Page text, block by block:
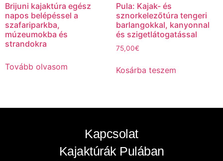
Brijuni kajaktúra egész
napos belépéssel a
szafariparkba,
múzeumokba és
strandokra
Tovább olvasom
Pula: Kajak- és
sznorkelezőtúra tengeri
barlangokkal, kanyonnal
és szigetlátogatással
75,00€
Kosárba teszem
Kapcsolat
Kajaktúrák Pulában